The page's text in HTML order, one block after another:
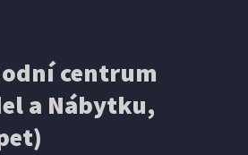
centrum
a Nábytku,